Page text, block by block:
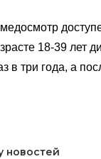
18-39 лет
в три года, а
новостей